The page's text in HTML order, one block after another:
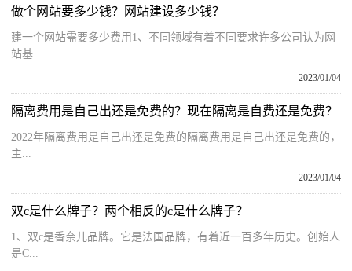
做个网站要多少钱？网站建设多少钱？
建一个网站需要多少费用1、不同领域有着不同要求许多公司认为网
站基...
2023/01/04
隔离费用是自己出还是免费的？现在隔离是自费还是免费？
2022年隔离费用是自己出还是免费的隔离费用是自己出还是免费的，
主...
2023/01/04
双c是什么牌子？两个相反的c是什么牌子？
1、双c是香奈儿品牌。它是法国品牌，有着近一百多年历史。创始人
是C...